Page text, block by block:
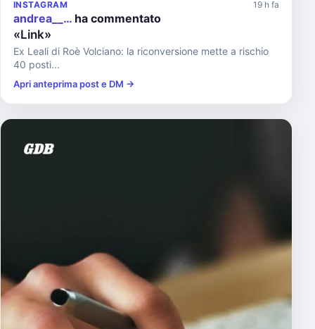
INSTAGRAM 19 h fa
andrea__… ha commentato
«Link»
Ex Leali di Roè Volciano: la riconversione mette a rischio
40 posti...
Apri anteprima post e DM →